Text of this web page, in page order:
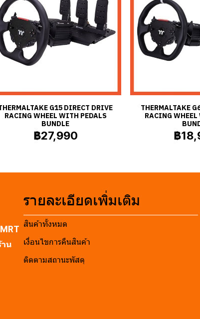
G15 DIRECT DRIVE
RACING WHEEL WITH PEDALS
BUNDLE
฿27,990
THERMALTAKE
RACING
฿
น
รายละเอียดเพิ่มเติม
สินค้าทั้งหมด
เงื่อนไขการคืนสินค้า
ติดตามสถานะพัสดุ